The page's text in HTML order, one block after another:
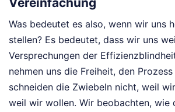
Was bedeutet es also, wenn wir uns
stellen? Es bedeutet, dass wir uns
Versprechungen der
nehmen uns die Freiheit, den
schneiden die Zwiebeln nicht, weil
weil wir wollen. Wir beobachten, wie